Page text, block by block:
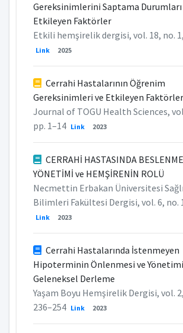
Gereksinimlerini Saptama Durumları
Etkileyen Faktörler
Etkili hemşirelik dergisi, vol. 18, no.
Link 2025
Cerrahi Hastalarının Öğrenim
Gereksinimleri ve Etkileyen Faktörler
Journal of TOGU Health Sciences,
pp. 1–14 Link 2023
CERRAHİ HASTASINDA BESLENME
YÖNETİMİ ve HEMŞİRENİN ROLÜ
Necmettin Erbakan Üniversitesi
Bilimleri Fakültesi Dergisi, vol. 6, no.
Link 2023
Cerrahi Hastalarında İstenmeyen
Hipoterminin Önlenmesi ve
Geleneksel Derleme
Yaşam Boyu Hemşirelik Dergisi, vol.
236–254 Link 2023